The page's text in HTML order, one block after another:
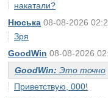
накатали?
Нюська 08-08-2026
Зря
GoodWin 08-08-2026
GoodWin: Это точно
Приветствую, 000!